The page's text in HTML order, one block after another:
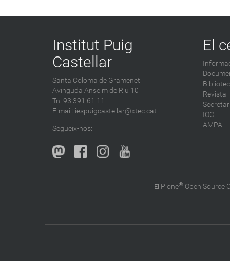
Institut Puig
Castellar
Santa Coloma de Gramenet
Avinguda Anselm de Riu 10
Tn: 93 391 61 11
E-mail: iespuigcastellar@xtec.cat
Segueix-nos:
El
Revista
IOC
AMPA
El Plone® Open Source